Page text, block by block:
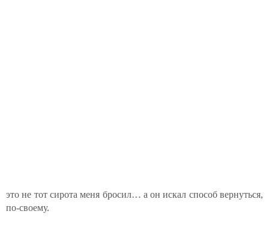
это не тот сирота меня бросил… а он искал способ вернуться,
по-своему.